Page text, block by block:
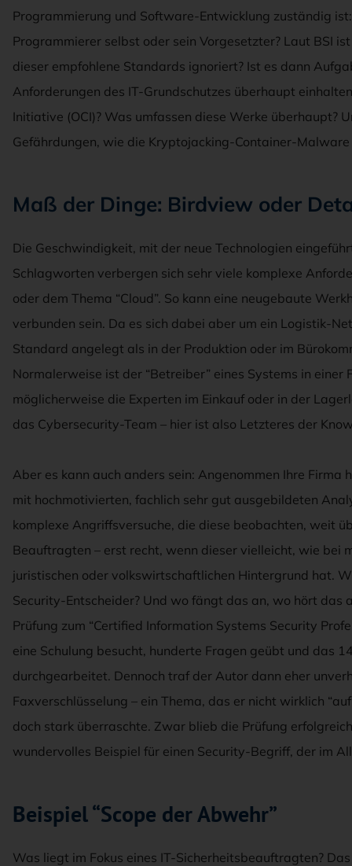
Programmierung und Software-Entwicklung zuständig
Programmierer selbst oder sein Vorgesetzter? Laut BSI
dieser empfohlene Standards ignoriert? Ist es dann
Anforderungen des IT-Grundschutzes überhaupt
Initiative (OCI)? Was umfassen diese Werke überhaupt?
Gefährdungen, wie die Kryptojacking-Container-
Maß der Dinge: Birdview oder
Die Geschwindigkeit, mit der neue Technologien
Schlagworten verbergen sich sehr viele komplexe
oder dem Thema “Cloud”. So kann eine neugebaute
verbunden sein. Da es sich dabei aber um ein Logistik-
Standard angelegt als in der Produktion oder im
Normalerweise ist der “Betreiber” eines Systems in
möglicherweise die Experten im Einkauf oder in der
das Cybersecurity-Team – hier ist also Letzteres der
Aber es kann auch anders sein: Angenommen Ihre Firma
mit hochmotivierten, fachlich sehr gut ausgebildeten
komplexe Angriffsversuche, die diese beobachten, weit
Beauftragten – erst recht, wenn dieser vielleicht, wie bei
juristischen oder volkswirtschaftlichen Hintergrund hat.
Security-Entscheider? Und wo fängt das an, wo hört das
Prüfung zum “Certified Information Systems Security
eine Schulung besucht, hunderte Fragen geübt und das
durchgearbeitet. Dennoch traf der Autor dann eher
Faxverschlüsselung – ein Thema, das er nicht wirklich
doch stark überraschte. Zwar blieb die Prüfung
wundervolles Beispiel für einen Security-Begriff, der im
Beispiel “Scope der Abwehr”
Was liegt im Fokus eines IT-Sicherheitsbeauftragten?